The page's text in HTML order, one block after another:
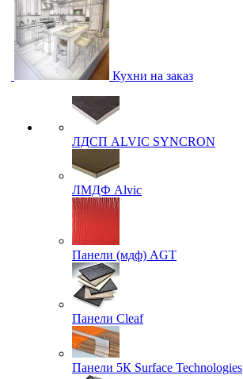
Кухни на заказ
ЛДСП ALVIC SYNCRON
ЛМДФ Alvic
Панели (мдф) AGT
Панели Cleaf
Панели 5К Surface Technologies